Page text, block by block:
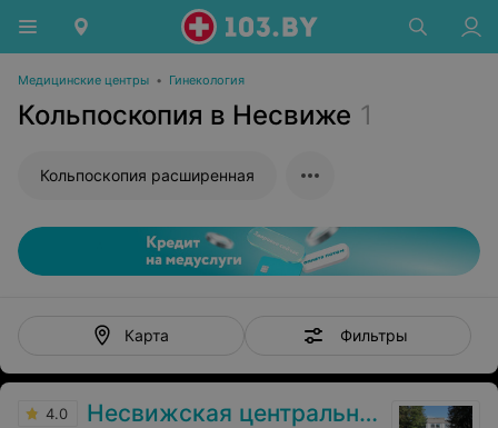
Медицинские центры • Гинекология
Кольпоскопия в Несвиже 1
Кольпоскопия расширенная
Карта Фильтры
4.0 Несвижская центральная районная больница